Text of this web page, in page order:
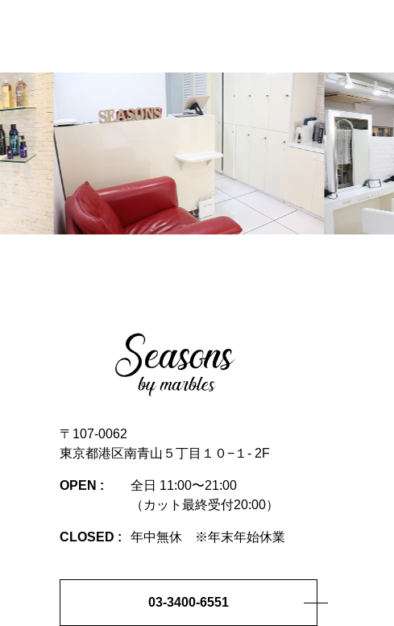
〒107-0062
東京都港区南青山５丁目１０−１- 2F
OPEN :
全日 11:00〜21:00
（カット最終受付20:00）
CLOSED : 年中無休 ※年末年始休業
03-3400-6551